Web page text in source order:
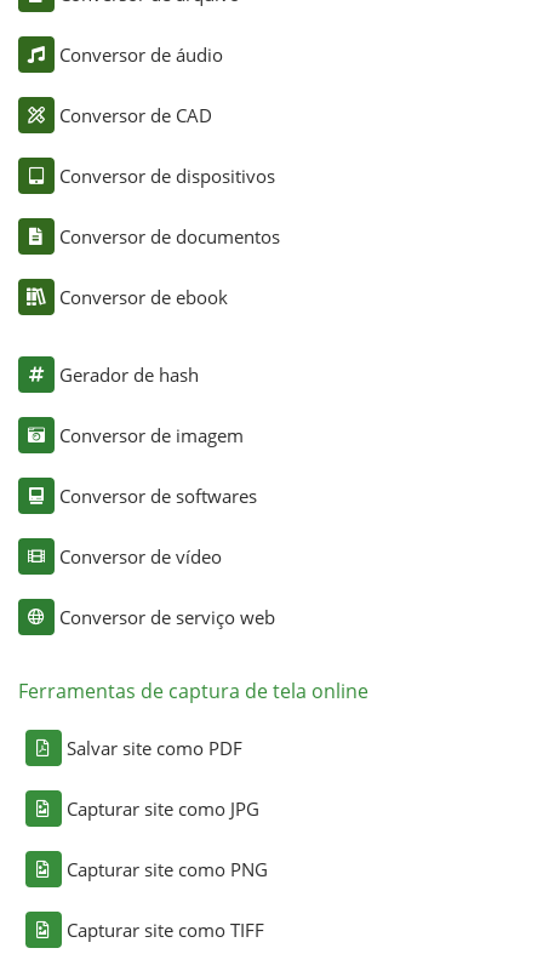
Conversor de áudio
Conversor de CAD
Conversor de dispositivos
Conversor de documentos
Conversor de ebook
Gerador de hash
Conversor de imagem
Conversor de softwares
Conversor de vídeo
Conversor de serviço web
Ferramentas de captura de tela online
Salvar site como PDF
Capturar site como JPG
Capturar site como PNG
Capturar site como TIFF